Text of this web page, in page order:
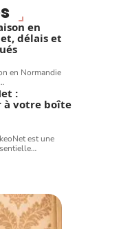
en
délais et
en Normandie
:
à votre boîte
est une
…